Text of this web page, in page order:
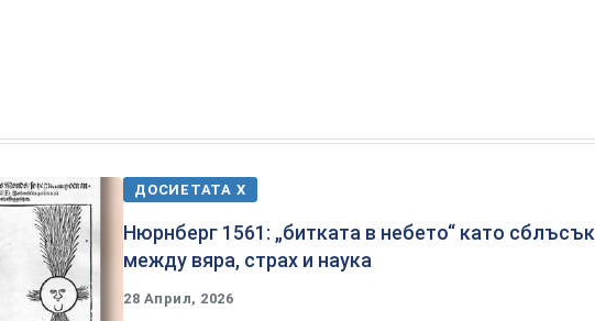
ДОСИЕТАТА Х
Нюрнберг 1561: „битката в небето“ като сблъсък
между вяра, страх и наука
28 Април, 2026